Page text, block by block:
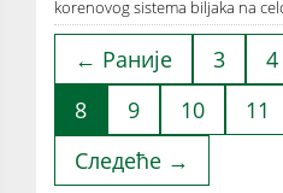
korenovog sistema biljaka na
← Раније 3 4
8
9 10 11
Следеће →